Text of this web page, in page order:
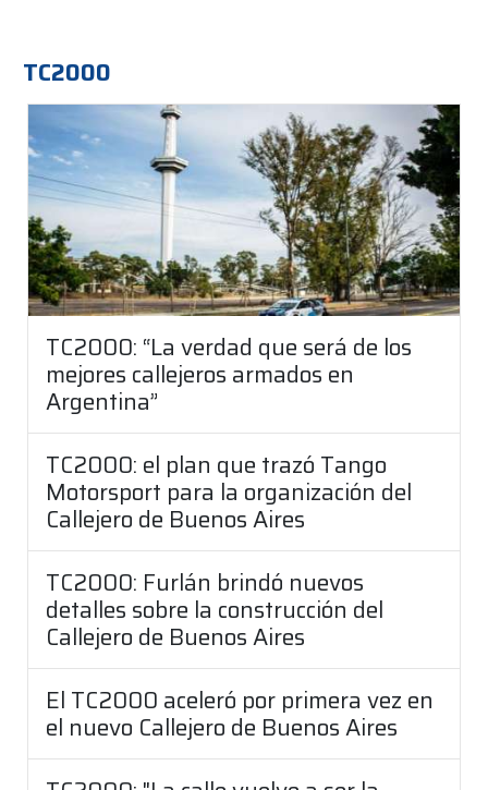
TC2000
TC2000: “La verdad que será de los
mejores callejeros armados en
Argentina”
TC2000: el plan que trazó Tango
Motorsport para la organización del
Callejero de Buenos Aires
TC2000: Furlán brindó nuevos
detalles sobre la construcción del
Callejero de Buenos Aires
El TC2000 aceleró por primera vez en
el nuevo Callejero de Buenos Aires